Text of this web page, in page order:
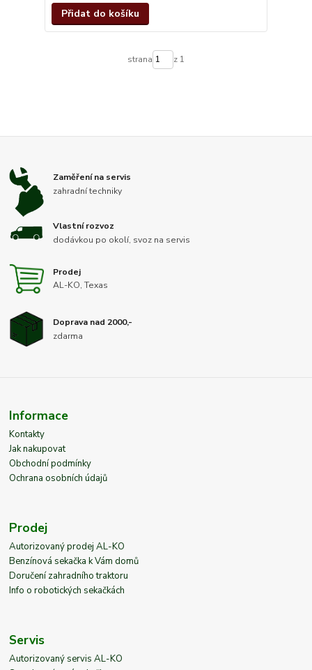
Přidat do košíku
strana z 1
Zaměření na servis
zahradní techniky
Vlastní rozvoz
dodávkou po okolí, svoz na servis
Prodej
AL-KO, Texas
Doprava nad 2000,-
zdarma
Informace
Kontakty
Jak nakupovat
Obchodní podmínky
Ochrana osobních údajů
Prodej
Autorizovaný prodej AL-KO
Benzínová sekačka k Vám domů
Doručení zahradního traktoru
Info o robotických sekačkách
Servis
Autorizovaný servis AL-KO